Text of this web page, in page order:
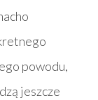
powodu,
jeszcze